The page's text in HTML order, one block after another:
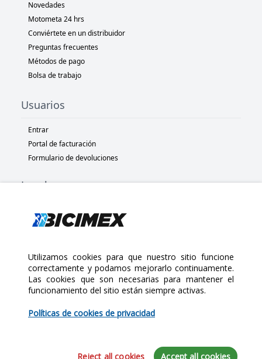
$95.00
Novedades
Motometa 24 hrs
Conviértete en un distribuidor
Preguntas frecuentes
Métodos de pago
Bolsa de trabajo
Usuarios
Entrar
Portal de facturación
Formulario de devoluciones
Legal
Políticas de privacidad
Políticas de devolución
Copyright 2025 Bicimex®. All rights reserved. Today is Viernes,
Agosto 7, 2026
Utilizamos cookies para que nuestro sitio funcione
correctamente y podamos mejorarlo continuamente.
Las cookies que son necesarias para mantener el
funcionamiento del sitio están siempre activas.
Políticas de cookies de privacidad
Reject all cookies Accept all cookies